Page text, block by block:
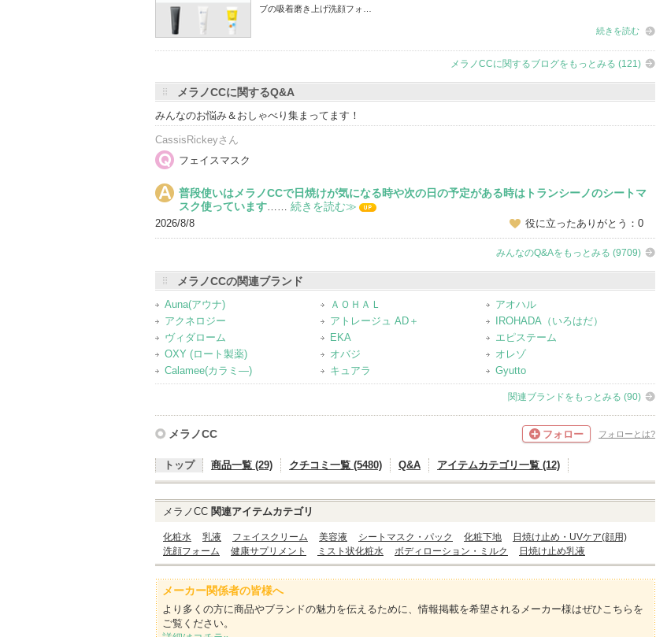
ブの吸着磨き上げ洗顔フォ…
続きを読む
メラノCCに関するブログをもっとみる (121)
メラノCCに関するQ&A
みんなのお悩み＆おしゃべり集まってます！
CassisRickeyさん
フェイスマスク
普段使いはメラノCCで日焼けが気になる時や次の日の予定がある時はトランシーノのシートマ
スク使っています…… 続きを読む≫
2026/8/8 役に立ったありがとう：0
みんなのQ&Aをもっとみる (9709)
メラノCCの関連ブランド
Auna(アウナ)
ＡＯＨＡＬ
アオハル
アクネロジー
アトレージュ AD＋
IROHADA（いろはだ）
ヴィダローム
EKA
エピステーム
OXY (ロート製薬)
オバジ
オレゾ
Calamee(カラミ―)
キュアラ Gyutto
関連ブランドをもっとみる (90)
メラノCC フォロー フォローとは?
トップ 商品一覧 (29) クチコミ一覧 (5480) Q&A アイテムカテゴリ一覧 (12)
メラノCC 関連アイテムカテゴリ
化粧水 乳液 フェイスクリーム 美容液 シートマスク・パック 化粧下地
日焼け止め・UVケア(顔用)
洗顔フォーム
健康サプリメント ミスト状化粧水 ボディローション・ミルク 日焼け止め乳液
メーカー関係者の皆様へ
より多くの方に商品やブランドの魅力を伝えるために、情報掲載を希望されるメーカー様はぜひこちらを
ご覧ください。